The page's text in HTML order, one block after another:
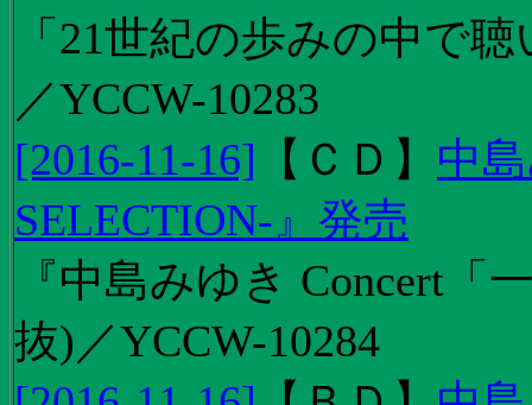
「21世紀の歩みの中で
／YCCW-10283
[2016-11-16] 【 ＣＤ 】 中
SELECTION-』発売
『中島みゆき Concert
抜)／YCCW-10284